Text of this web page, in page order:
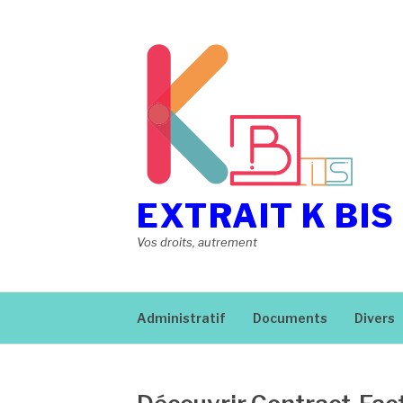
EXTRAIT K BIS
Vos droits, autrement
Administratif Documents Divers